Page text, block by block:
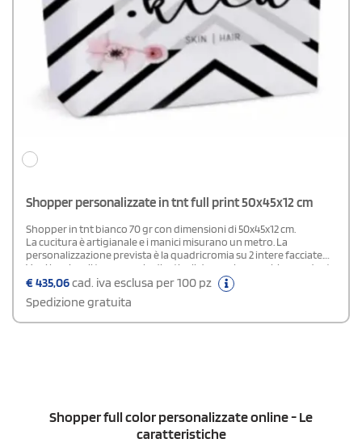
Shopper personalizzate in tnt full print 50x45x12 cm
Shopper in tnt bianco 70 gr con dimensioni di 50x45x12 cm.
La cucitura è artigianale e i manici misurano un metro. La
personalizzazione prevista è la quadricromia su 2 intere facciate.
Vuoi lanciare il tuo negozio di articoli da regalo e cerchi un gadget
promozionale per l'inaugurazione? Queste borse comode e
€435,06cad. iva esclusa per 100 pz
Spedizione gratuita
Shopper full color personalizzate online - Le
caratteristiche